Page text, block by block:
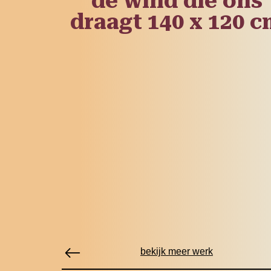
draagt 140 x 120
bekijk meer werk